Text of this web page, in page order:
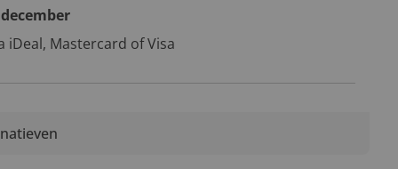
iDeal, Mastercard of Visa